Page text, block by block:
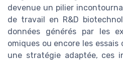
devenue un pilier
de travail en R&D
données générés par les
omiques ou encore les
une stratégie adaptée, ces